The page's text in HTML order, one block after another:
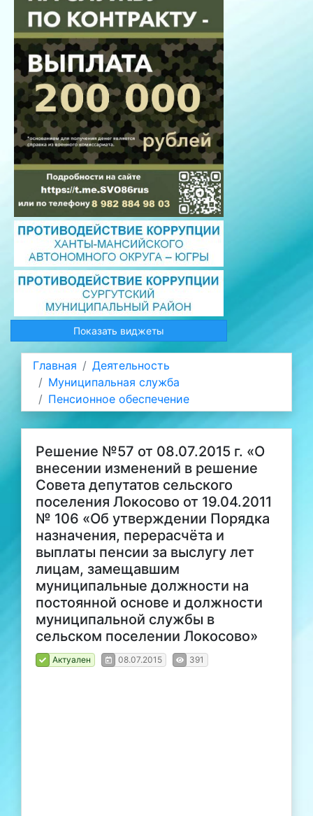
Показать виджеты
Главная
Деятельность
Муниципальная служба
Пенсионное обеспечение
Решение №57 от 08.07.2015 г. «О
внесении изменений в решение
Совета депутатов сельского
поселения Локосово от 19.04.2011
№ 106 «Об утверждении Порядка
назначения, перерасчёта и
выплаты пенсии за выслугу лет
лицам, замещавшим
муниципальные должности на
постоянной основе и должности
муниципальной службы в
сельском поселении Локосово»
Актуален 08.07.2015 391